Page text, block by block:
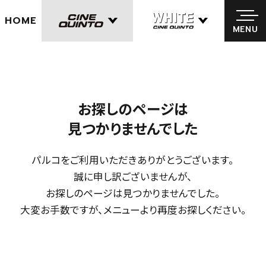
HOME
MENU
MENU
お探しのページは
見つかりませんでした
パルコをご利用いただきありがとうございます。
誠に申し訳ございませんが、
お探しのページは見つかりませんでした。
大変お手数ですが、メニューより再度お探しください。